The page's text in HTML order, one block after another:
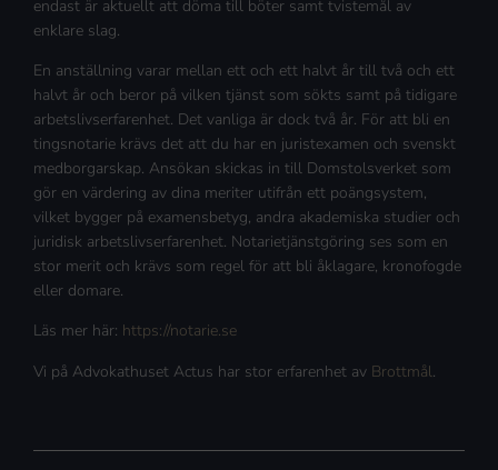
endast är aktuellt att döma till böter samt tvistemål av
enklare slag.
En anställning varar mellan ett och ett halvt år till två och ett
halvt år och beror på vilken tjänst som sökts samt på tidigare
arbetslivserfarenhet. Det vanliga är dock två år. För att bli en
tingsnotarie krävs det att du har en juristexamen och svenskt
medborgarskap. Ansökan skickas in till Domstolsverket som
gör en värdering av dina meriter utifrån ett poängsystem,
vilket bygger på examensbetyg, andra akademiska studier och
juridisk arbetslivserfarenhet. Notarietjänstgöring ses som en
stor merit och krävs som regel för att bli åklagare, kronofogde
eller domare.
Läs mer här: https://notarie.se
Vi på Advokathuset Actus har stor erfarenhet av Brottmål.